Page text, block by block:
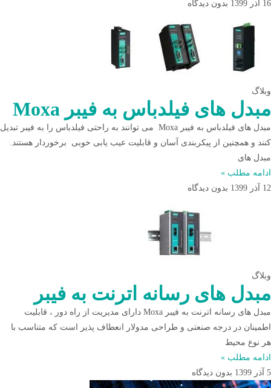
16 آذر 1399 بدون دیدگاه
وبلاگ
مبدل های فیلدباس به فیبر Moxa
مبدل های فیلدباس به فیبر Moxa می توانند به راحتی فیلدباس را به فیبر تبدیل
کنند و همچنین از پیکربندی آسان و قابلیت عیب یابی خوبی برخوردار هستند.
مبدل های
ادامه مطلب »
12 آذر 1399
بدون دیدگاه
وبلاگ
مبدل های رسانه اترنت به فیبر
مبدل های رسانه اترنت به فیبر Moxa دارای مدیریت از راه دور ، قابلیت
اطمینان در درجه صنعتی و طراحی مدولار انعطاف پذیر است که متناسب با
هر نوع محیط
ادامه مطلب »
5 آذر 1399
بدون دیدگاه